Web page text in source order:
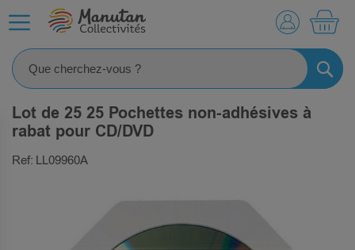
Lot de 25 25 Pochettes non-adhésives à
rabat pour CD/DVD
Ref: LL09960A